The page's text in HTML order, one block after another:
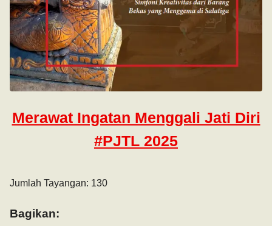
Merawat Ingatan Menggali Jati Diri
#PJTL 2025
Jumlah Tayangan: 130
Bagikan: